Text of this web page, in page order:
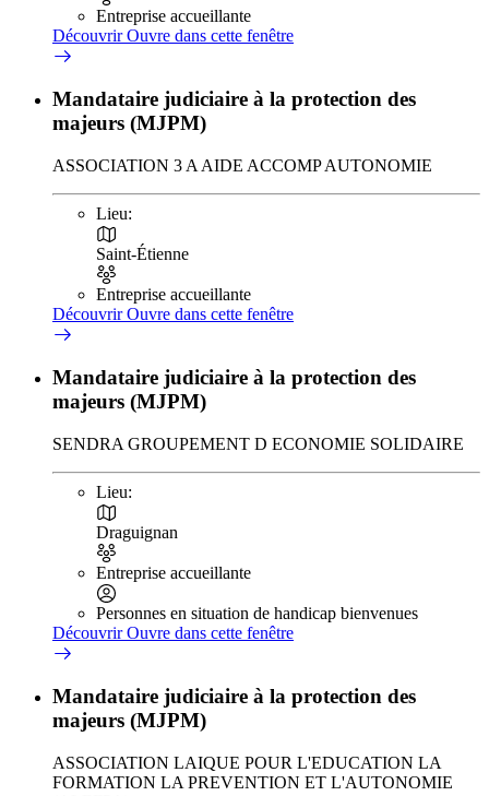
Entreprise accueillante
DécouvrirOuvre dans cette fenêtre
Mandataire judiciaire à la protection des
majeurs (MJPM)
ASSOCIATION 3 A AIDE ACCOMP AUTONOMIE
Lieu:
Saint-Étienne
Entreprise accueillante
DécouvrirOuvre dans cette fenêtre
Mandataire judiciaire à la protection des
majeurs (MJPM)
SENDRA GROUPEMENT D ECONOMIE SOLIDAIRE
Lieu:
Draguignan
Entreprise accueillante
Personnes en situation de handicap bienvenues
DécouvrirOuvre dans cette fenêtre
Mandataire judiciaire à la protection des
majeurs (MJPM)
ASSOCIATION LAIQUE POUR L'EDUCATION LA
FORMATION LA PREVENTION ET L'AUTONOMIE